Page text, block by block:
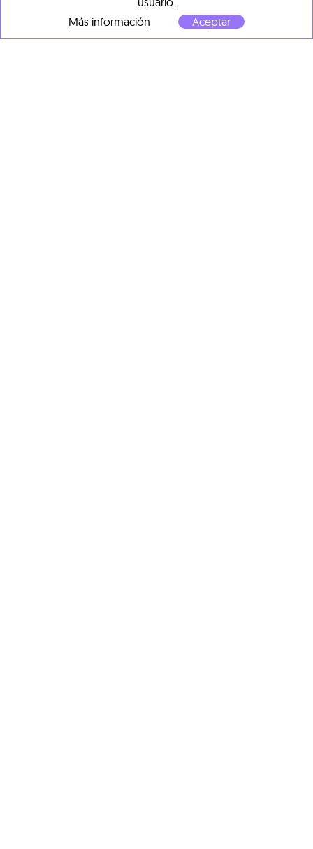
Daniel Sueiras
The Tourist HD, 2025
Daniel Sueiras
"The welcomer", 2025
Óleo sobre tabla
Más información
Aceptar